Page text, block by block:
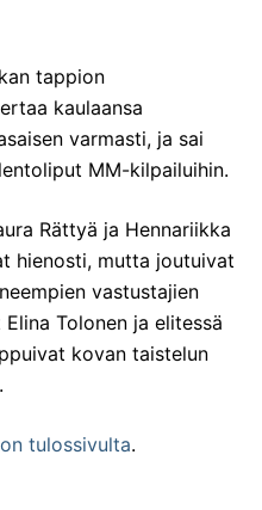
tappion
kaulaansa
varmasti, ja sai
MM-kilpailuihin.
Rättyä ja Hennariikka
hienosti, mutta joutuivat
vastustajien
Tolonen ja elitessä
kovan taistelun
tulossivulta.